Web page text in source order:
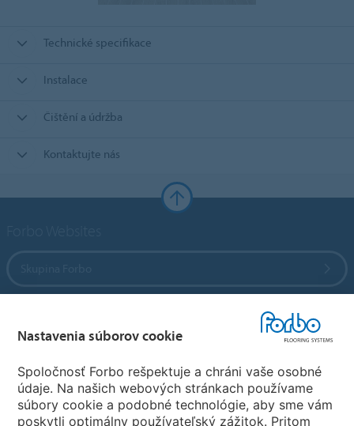
Technické specifikace
Instalace
Čištění a údržba
Kontaktujte nás
Nastavenia súborov cookie
Spoločnosť Forbo rešpektuje a chráni vaše osobné
údaje. Na našich webových stránkach používame
súbory cookie a podobné technológie, aby sme vám
poskytli optimálny používateľský zážitok. Pritom